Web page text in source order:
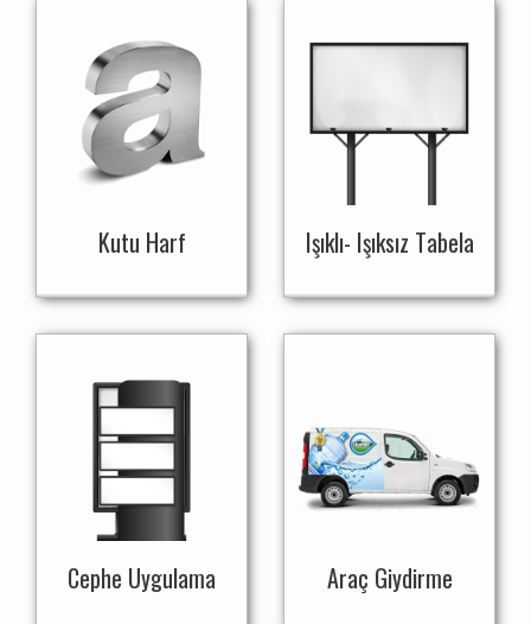
Kutu Harf Işıklı- Işıksız Tabela
Cephe Uygulama Araç Giydirme